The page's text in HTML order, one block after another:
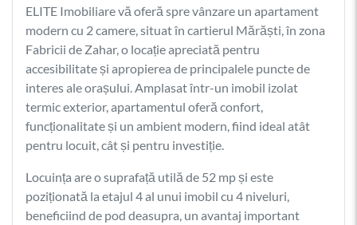
ELITE Imobiliare vă oferă spre vânzare un apartament
modern cu 2 camere, situat în cartierul Mărăști, în zona
Fabricii de Zahar, o locație apreciată pentru
accesibilitate și apropierea de principalele puncte de
interes ale orașului. Amplasat într-un imobil izolat
termic exterior, apartamentul oferă confort,
funcționalitate și un ambient modern, fiind ideal atât
pentru locuit, cât și pentru investiție.
Locuința are o suprafață utilă de 52 mp și este
poziționată la etajul 4 al unui imobil cu 4 niveluri,
beneficiind de pod deasupra, un avantaj important